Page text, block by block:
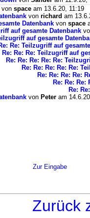
von space am 13.6.20, 11:19
von richard am
Datenbank von space
auf gesamte Datenbank
auf gesamte
Re: Teilzugriff auf
Re: Re: Re: Teilzugriff auf
Re: Re: Re: Re: Re:
Re: Re: Re: Re: Re:
Re: Re: Re: Re:
Re: Re: Re:
Re:
von Peter am
Zur Eingabe
Zurück